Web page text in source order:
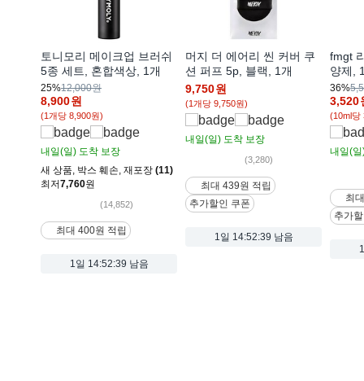
토니모리 메이크업 브러쉬
5종 세트, 혼합색상, 1개
25%12,000원
8,900원
(1개당 8,900원)
내일(일) 도착 보장
새 상품, 박스 훼손, 재포장 (11)
최저7,760원
(14,852)
최대 400원 적립
1일 14:52:37 남음
머지 더 에어리 씬 커버 쿠
션 퍼프 5p, 블랙, 1개
9,750원
(1개당 9,750원)
내일(일) 도착 보장
(3,280)
최대 439원 적립
추가할인 쿠폰
1일 14:52:37 남음
fmgt
양제,
36%
3,520
(10ml당
내일(
최
추가